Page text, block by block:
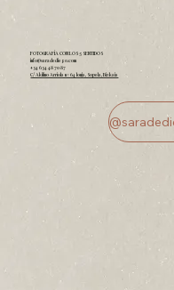
FOTOGRAFÍA CON LOS 5 SENTIDOS
info@saradediego.com
+34 634 48 70 87
C/ Akilino Arriola nº 64 lonja, Sopela, Bizkaia